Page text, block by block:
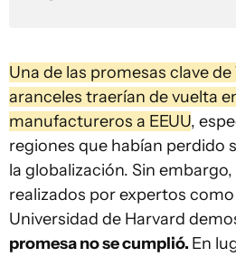
Una de las promesas clave
aranceles traerían de vuelta
manufactureros a EEUU,
regiones que habían perdido
la globalización. Sin
realizados por expertos como
Universidad de Harvard
promesa no se cumplió. En